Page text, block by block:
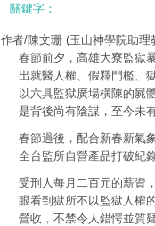
關鍵字：
作者/陳文珊 (玉山神學院助理
春節前夕，高雄大寮監獄
出就醫人權、假釋門檻、
以六具監獄廣場橫陳的屍
是背後尚有陰謀，至今未
春節過後，配合新春新氣
全台監所自營產品打破紀
受刑人每月二百元的薪資
眼看到獄所不以監獄人權
營收，不禁令人錯愕並質